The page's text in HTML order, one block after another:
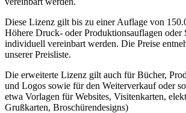
Diese Lizenz gilt bis zu einer Auflage von
Höhere Druck- oder Produktionsauflagen oder
individuell vereinbart werden. Die Preise
unserer Preisliste.
Die erweiterte Lizenz gilt auch für Bücher,
und Logos sowie für den Weiterverkauf oder
etwa Vorlagen für Websites, Visitenkarten,
Grußkarten, Broschürendesigns)